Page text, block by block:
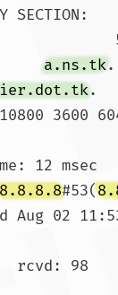
SECTION:
IN	SOA a.ns.tk.
.
3600
12 msec
8.8.8.8#53(
Aug 02